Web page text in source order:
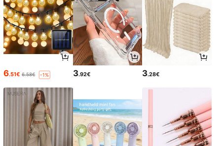
6.51€ 6.58€ -1% 3.92€ 3.28€